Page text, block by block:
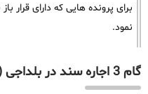
برای پرونده هایی که دارای قرار
نمود.
گام 3 اجاره سند در بلداجی (مراجعه به شعبه)